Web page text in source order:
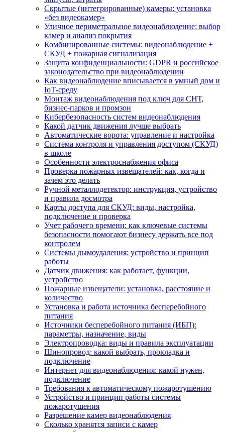
Скрытые (интегрированные) камеры: установка
«без видеокамер»
Уличное периметральное видеонаблюдение: выбор
камер и анализ покрытия
Комбинированные системы: видеонаблюдение +
СКУД + пожарная сигнализация
Защита конфиденциальности: GDPR и российское
законодательство при видеонаблюдении
Как видеонаблюдение вписывается в умный дом и
IoT‑среду
Монтаж видеонаблюдения под ключ для СНТ,
бизнес‑парков и промзон
Кибербезопасность систем видеонаблюдения
Какой датчик движения лучше выбрать
Автоматические ворота: управление и настройка
Система контроля и управления доступом (СКУД)
в школе
Особенности электроснабжения офиса
Проверка пожарных извещателей: как, когда и
зачем это делать
Ручной металлодетектор: инструкция, устройство
и правила досмотра
Карты доступа для СКУД: виды, настройка,
подключение и проверка
Учет рабочего времени: как ключевые системы
безопасности помогают бизнесу держать все под
контролем
Системы дымоудаления: устройство и принцип
работы
Датчик движения: как работает, функции,
устройство
Пожарные извещатели: установка, расстояние и
количество
Установка и работа источника бесперебойного
питания
Источники бесперебойного питания (ИБП):
параметры, назначение, виды
Электропроводка: виды и правила эксплуатации
Шинопровод: какой выбрать, прокладка и
подключение
Интернет для видеонаблюдения: какой нужен,
подключение
Требования к автоматическому пожаротушению
Устройство и принцип работы системы
пожаротушения
Разрешение камер видеонаблюдения
Сколько хранятся записи с камер